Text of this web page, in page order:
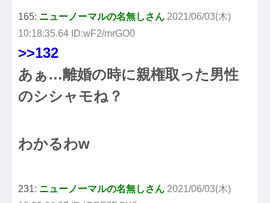
165: ニューノーマルの名無しさん 2021/06/03(木)
10:18:35.64 ID:wF2/mrGO0
>>132
あぁ…離婚の時に親権取った男性
のシシャモね？
わかるわw
231: ニューノーマルの名無しさん 2021/06/03(木)